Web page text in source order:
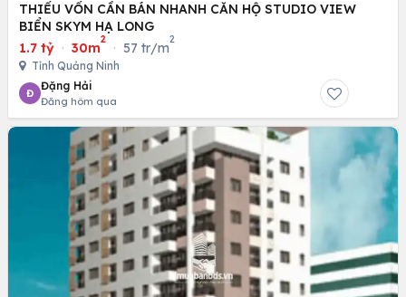
THIẾU VỐN CẦN BÁN NHANH CĂN HỘ STUDIO VIEW
BIỂN SKYM HẠ LONG
1.7 tỷ · 30m
2
· 57 tr/m
2
Tỉnh Quảng Ninh
Đ
Đặng Hải
Đăng hôm qua